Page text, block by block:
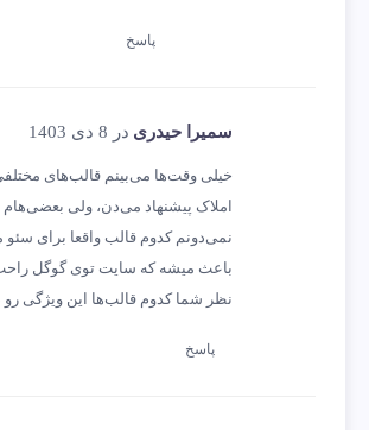
پاسخ
سمیرا حیدری در 8 دی 1403
خیلی وقت‌ها می‌بینم قالب‌های
املاک پیشنهاد می‌دن، ولی
نمی‌دونم کدوم قالب واقعا برای
باعث میشه که سایت توی گوگل
نظر شما کدوم قالب‌ها این ویژگی رو
پاسخ